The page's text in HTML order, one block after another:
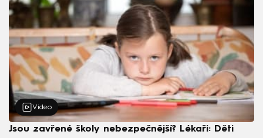
Video
Jsou zavřené školy nebezpečnější? Lékaři: Děti